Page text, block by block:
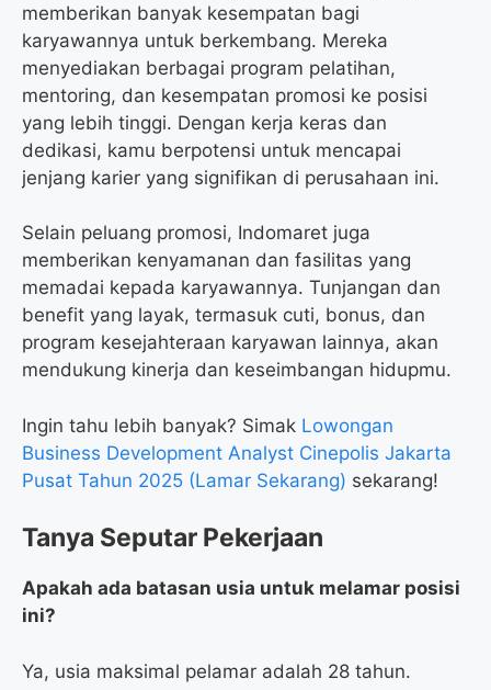
memberikan banyak kesempatan bagi
karyawannya untuk berkembang. Mereka
menyediakan berbagai program pelatihan,
mentoring, dan kesempatan promosi ke posisi
yang lebih tinggi. Dengan kerja keras dan
dedikasi, kamu berpotensi untuk mencapai
jenjang karier yang signifikan di perusahaan ini.
Selain peluang promosi, Indomaret juga
memberikan kenyamanan dan fasilitas yang
memadai kepada karyawannya. Tunjangan dan
benefit yang layak, termasuk cuti, bonus, dan
program kesejahteraan karyawan lainnya, akan
mendukung kinerja dan keseimbangan hidupmu.
Ingin tahu lebih banyak? Simak Lowongan
Business Development Analyst Cinepolis Jakarta
Pusat Tahun 2025 (Lamar Sekarang) sekarang!
Tanya Seputar Pekerjaan
Apakah ada batasan usia untuk melamar posisi
ini?
Ya, usia maksimal pelamar adalah 28 tahun.